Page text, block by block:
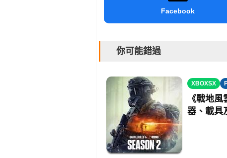
Facebook
你可能錯過
XBOXSX
《戰地
器、載具